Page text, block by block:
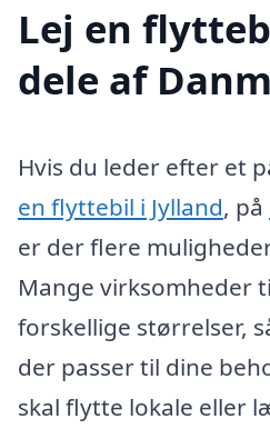
Lej en
dele af
Hvis du leder efter et
en flyttebil i Jylland, på
er der flere
Mange virksomheder
forskellige størrelser,
der passer til dine
skal flytte lokale eller